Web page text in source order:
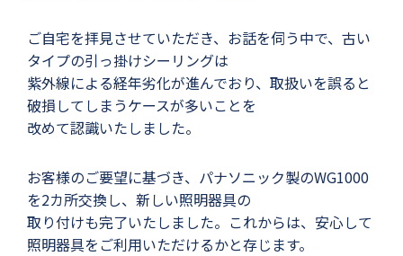
ご自宅を拝見させていただき、お話を伺う中で、古い
タイプの引っ掛けシーリングは
紫外線による経年劣化が進んでおり、取扱いを誤ると
破損してしまうケースが多いことを
改めて認識いたしました。
お客様のご要望に基づき、パナソニック製のWG1000
を2カ所交換し、新しい照明器具の
取り付けも完了いたしました。これからは、安心して
照明器具をご利用いただけるかと存じます。